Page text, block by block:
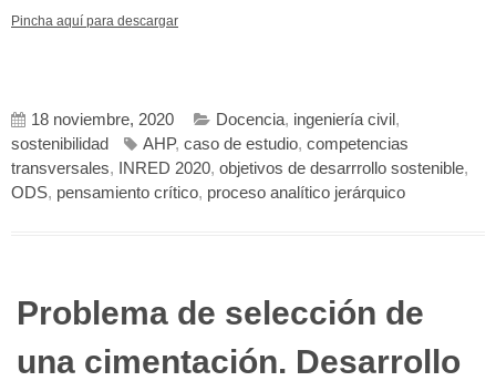
Pincha aquí para descargar
18 noviembre, 2020 Docencia, ingeniería civil ,
sostenibilidad
AHP, caso de estudio, competencias
transversales, INRED 2020, objetivos de desarrrollo sostenible,
ODS, pensamiento crítico, proceso analítico jerárquico
Problema de selección de
una cimentación. Desarrollo